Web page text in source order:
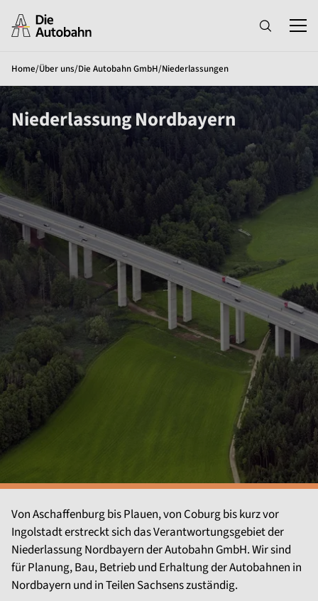
Home/Über uns/Die Autobahn GmbH/Niederlassungen
Niederlassung Nordbayern
Von Aschaffenburg bis Plauen, von Coburg bis kurz vor
Ingolstadt erstreckt sich das Verantwortungsgebiet der
Niederlassung Nordbayern der Autobahn GmbH. Wir sind
für Planung, Bau, Betrieb und Erhaltung der Autobahnen in
Nordbayern und in Teilen Sachsens zuständig.